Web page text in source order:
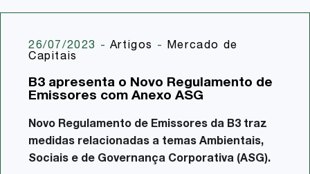
Twitter
Share
26/07/2023 - Artigos - Mercado de
Capitais
B3 apresenta o Novo Regulamento de
Emissores com Anexo ASG
Novo Regulamento de Emissores da B3 traz
medidas relacionadas a temas Ambientais,
Sociais e de Governança Corporativa (ASG).